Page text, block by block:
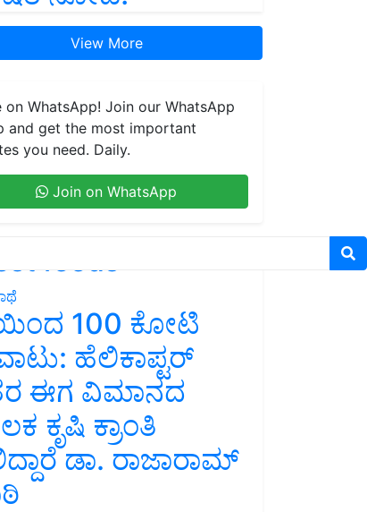
View More
on WhatsApp! Join our WhatsApp
and get the most important
you need. Daily.
Join on WhatsApp
feeds
100 ಕೋಟಿ
ಹೆಲಿಕಾಪ್ಟರ್
ಈಗ ವಿಮಾನದ
ಕೃಷಿ ಕ್ರಾಂತಿ
ಡಾ. ರಾಜಾರಾಮ್